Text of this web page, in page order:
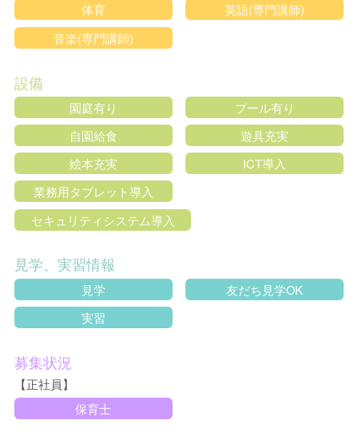
体育
英語(専門講師)
音楽(専門講師)
設備
園庭有り
プール有り
自園給食
遊具充実
絵本充実
ICT導入
業務用タブレット導入
セキュリティシステム導入
見学、実習情報
見学
友だち見学OK
実習
募集状況
【正社員】
保育士